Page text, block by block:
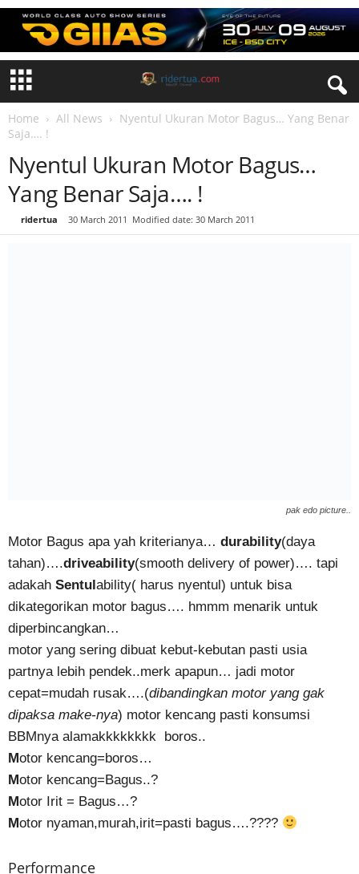
Home All News
Nyentul Ukuran Motor Bagus… Yang Benar
Saja…. !
Nyentul Ukuran Motor Bagus…
Yang Benar Saja…. !
ridertua 30 March 2011 Modified date: 30 March 2011
pak edo picture..
Motor Bagus apa yah kriterianya… durability(daya
tahan)….driveability(smooth delivery of power)…. tapi
adakah Sentulability( harus nyentul) untuk bisa
dikategorikan motor bagus…. hmmm menarik untuk
diperbincangkan…
motor yang sering dibuat kebut-kebutan pasti usia
partnya lebih pendek..merk apapun… jadi motor
cepat=mudah rusak….(dibandingkan motor yang gak
dipaksa make-nya) motor kencang pasti konsumsi
BBMnya alamakkkkkkkk boros..
Motor kencang=boros…
Motor kencang=Bagus..?
Motor Irit = Bagus…?
Motor nyaman,murah,irit=pasti bagus….????
Performance